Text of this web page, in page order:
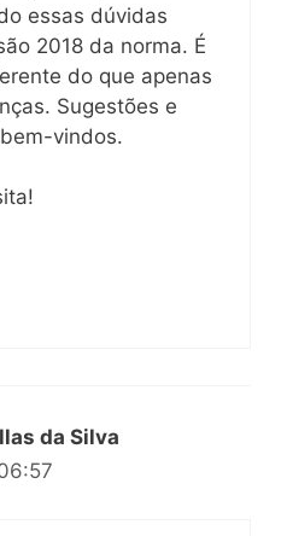
essas dúvidas
2018 da norma. É
do que apenas
Sugestões e
vindos.
da Silva